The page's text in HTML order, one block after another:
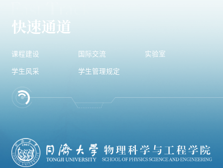
快速通道
课程建设 国际交流 实验室
学生风采 学生管理规定